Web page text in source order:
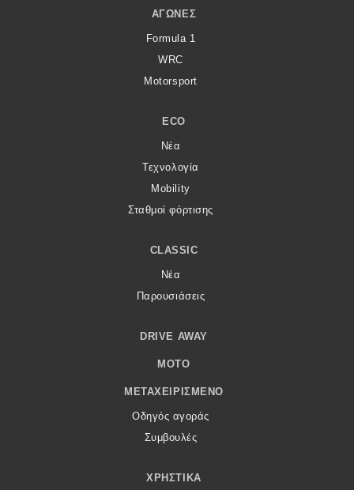
ΑΓΏΝΕΣ
Formula 1
WRC
Motorsport
ECO
Νέα
Τεχνολογία
Mobility
Σταθμοί φόρτισης
CLASSIC
Νέα
Παρουσιάσεις
DRIVE AWAY
MOTO
ΜΕΤΑΧΕΙΡΙΣΜΈΝΟ
Οδηγός αγοράς
Συμβουλές
ΧΡΗΣΤΙΚΆ